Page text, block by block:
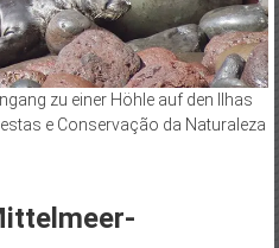
zu einer Höhle auf den Ilhas
e Conservação da Naturaleza